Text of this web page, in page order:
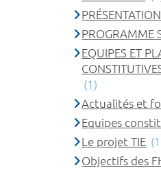
PROGRAMME
EQUIPES ET
(1)
Actualités et
Equipes
Le projet TIE
Objectifs des